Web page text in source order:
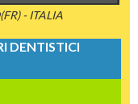
- ITALIA
DENTISTICI